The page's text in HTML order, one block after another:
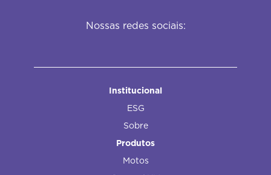
Nossas redes sociais:
Institucional
ESG
Sobre
Produtos
Motos